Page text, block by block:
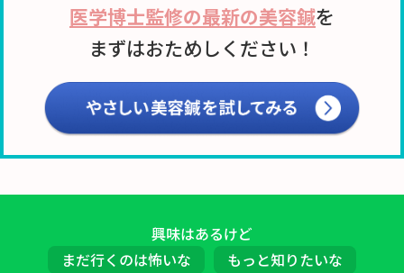
医学博士監修の最新の美容鍼を
まずはおためしください！
興味はあるけど
まだ行くのは怖いな
もっと知りたいな